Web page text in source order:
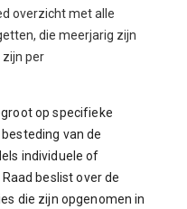
overzicht met alle
die meerjarig zijn
per
op specifieke
van de
individuele of
beslist over de
die zijn opgenomen in